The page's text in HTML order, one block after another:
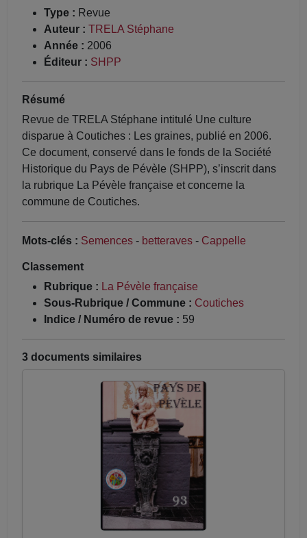
Type : Revue
Auteur : TRELA Stéphane
Année : 2006
Éditeur : SHPP
Résumé
Revue de TRELA Stéphane intitulé Une culture
disparue à Coutiches : Les graines, publié en 2006.
Ce document, conservé dans le fonds de la Société
Historique du Pays de Pévèle (SHPP), s’inscrit dans
la rubrique La Pévèle française et concerne la
commune de Coutiches.
Mots-clés : Semences - betteraves - Cappelle
Classement
Rubrique : La Pévèle française
Sous-Rubrique / Commune : Coutiches
Indice / Numéro de revue : 59
3 documents similaires